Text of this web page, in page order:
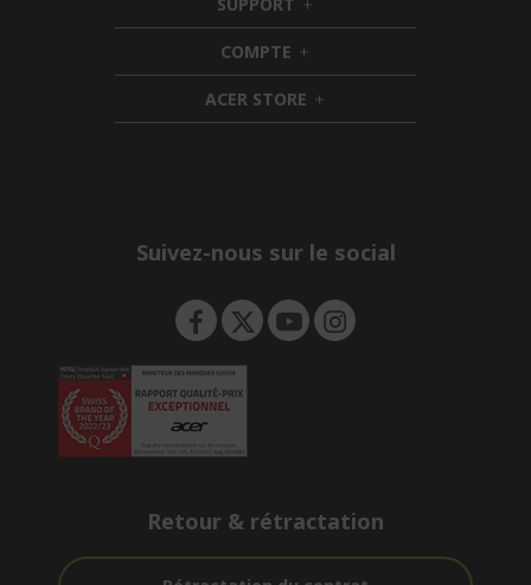
d
d
e
n
h
i
d
d
e
n
COMPTE h
i
d
d
ACER STORE h
i
Suivez-nous sur le social
Retour & rétractation